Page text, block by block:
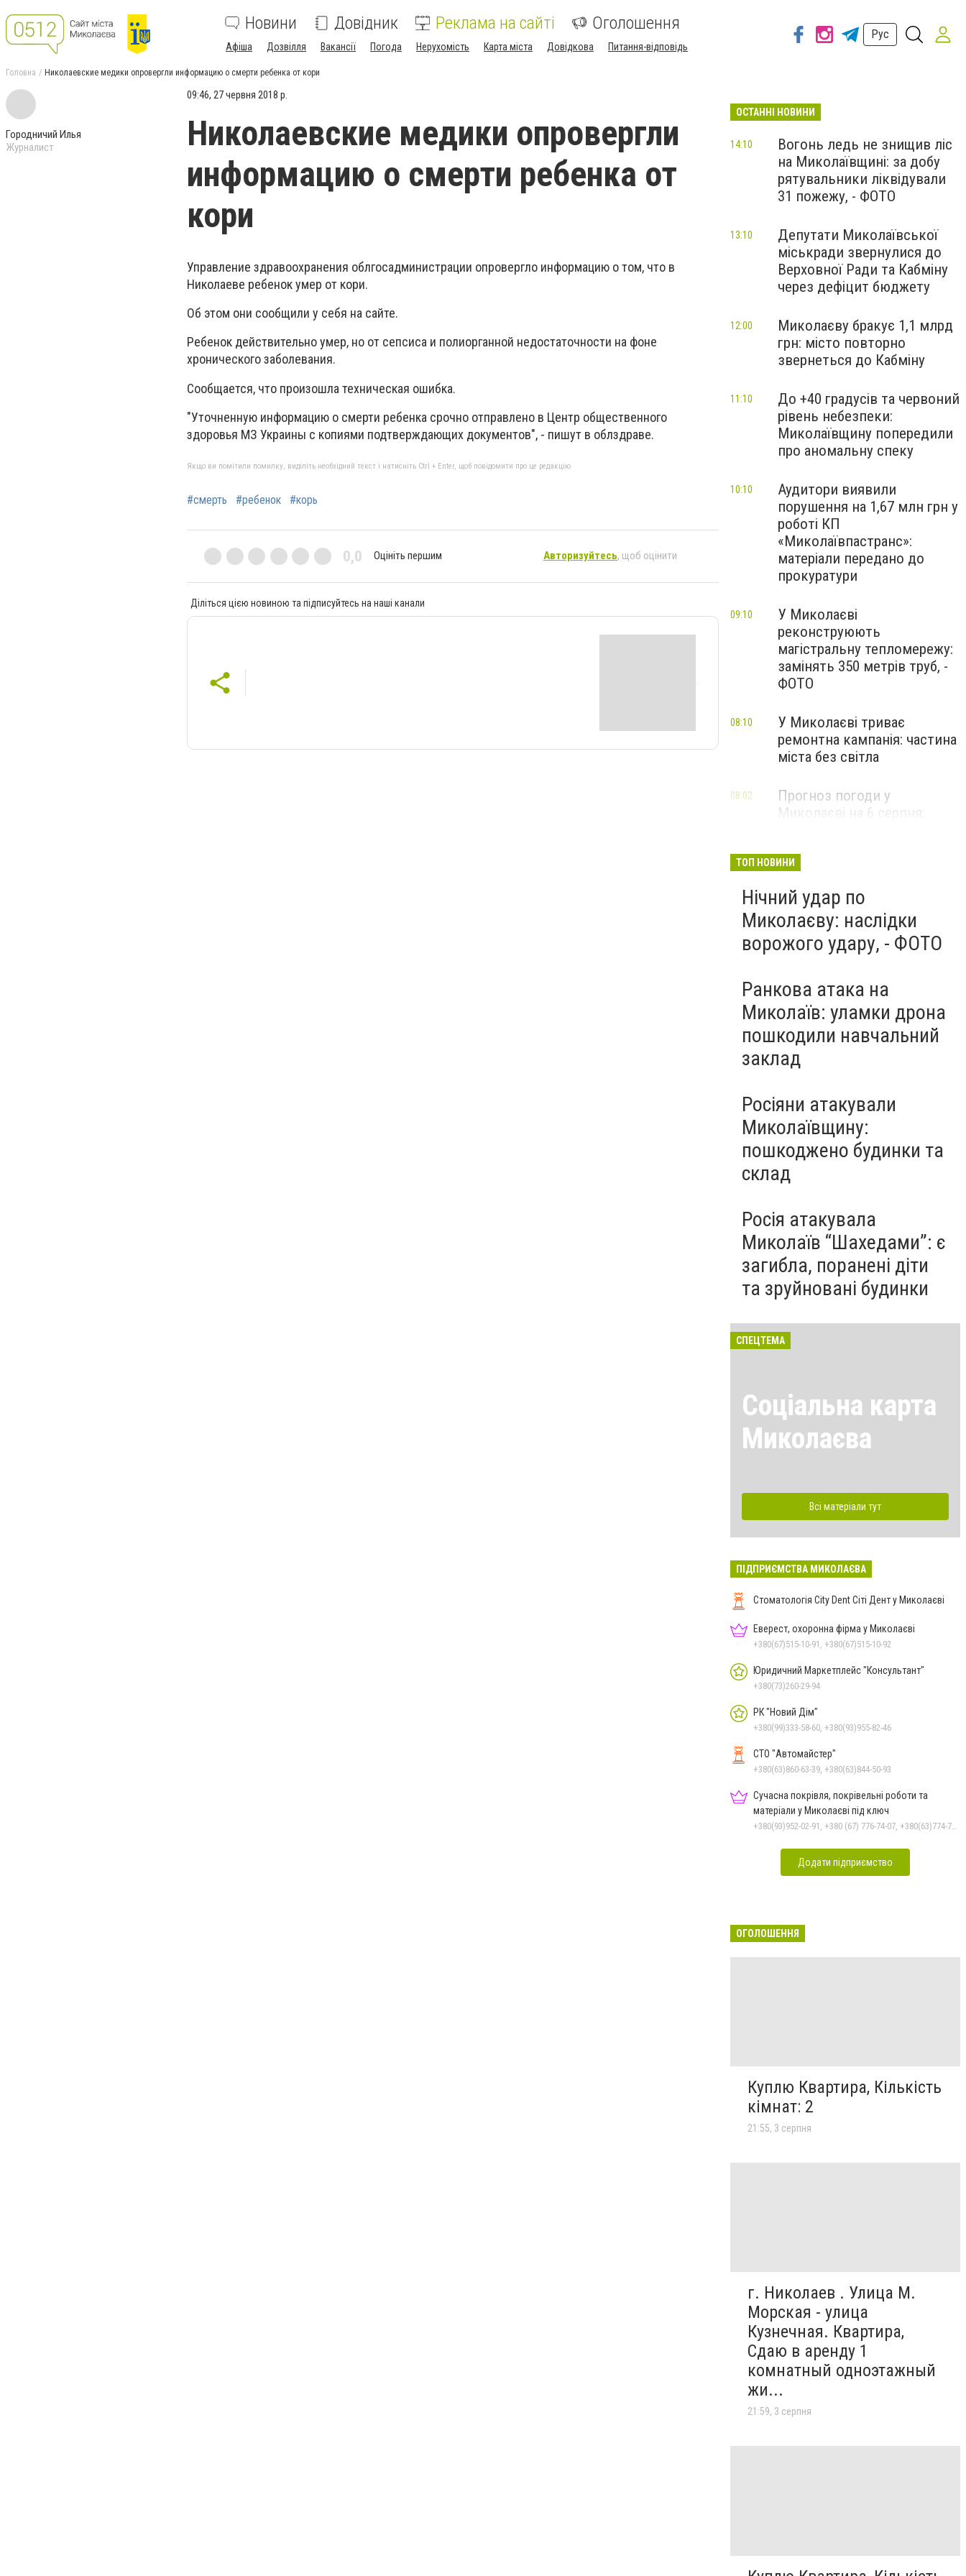
Новини Довідник Реклама на сайті Оголошення
Афіша Дозвілля Вакансії Погода Нерухомість Карта міста Довідкова Питання-відповідь
Рус
Головна Николаевские медики опровергли информацию о смерти ребенка от кори
Городничий Илья
Журналист
09:46, 27 червня 2018 р.
Николаевские медики опровергли
информацию о смерти ребенка от
кори
Управление здравоохранения облгосадминистрации опровергло информацию о том, что в
Николаеве ребенок умер от кори.
Об этом они сообщили у себя на сайте.
Ребенок действительно умер, но от сепсиса и полиорганной недостаточности на фоне
хронического заболевания.
Сообщается, что произошла техническая ошибка.
"Уточненную информацию о смерти ребенка срочно отправлено в Центр общественного
здоровья МЗ Украины с копиями подтверждающих документов", - пишут в облздраве.
Якщо ви помітили помилку, виділіть необхідний текст і натисніть Ctrl + Enter, щоб повідомити про це редакцію
#смерть #ребенок #корь
0,0 Оцініть першим Авторизуйтесь, щоб оцінити
Діліться цією новиною та підписуйтесь на наші канали
ОСТАННІ НОВИНИ
Вогонь ледь не знищив ліс
на Миколаївщині: за добу
рятувальники ліквідували
31 пожежу, - ФОТО
14:10
Депутати Миколаївської
міськради звернулися до
Верховної Ради та Кабміну
через дефіцит бюджету
13:10
Миколаєву бракує 1,1 млрд
грн: місто повторно
звернеться до Кабміну
12:00
До +40 градусів та червоний
рівень небезпеки:
Миколаївщину попередили
про аномальну спеку
11:10
Аудитори виявили
порушення на 1,67 млн грн у
роботі КП
«Миколаївпастранс»:
матеріали передано до
прокуратури
10:10
У Миколаєві
реконструюють
магістральну тепломережу:
замінять 350 метрів труб, -
ФОТО
09:10
У Миколаєві триває
ремонтна кампанія: частина
міста без світла
08:10
Прогноз погоди у
Миколаєві на 6 серпня:
08:02
ТОП НОВИНИ
Нічний удар по
Миколаєву: наслідки
ворожого удару, - ФОТО
Ранкова атака на
Миколаїв: уламки дрона
пошкодили навчальний
заклад
Росіяни атакували
Миколаївщину:
пошкоджено будинки та
склад
Росія атакувала
Миколаїв “Шахедами”: є
загибла, поранені діти
та зруйновані будинки
СПЕЦТЕМА
Соціальна карта
Миколаєва
Всі матеріали тут
ПІДПРИЄМСТВА МИКОЛАЄВА
Стоматологія City Dent Сіті Дент у Миколаєві
Еверест, охоронна фірма у Миколаєві
+380(67)515-10-91, +380(67)515-10-92
Юридичний Маркетплейс "Консультант"
+380(73)260-29-94
РК "Новий Дім"
+380(99)333-58-60, +380(93)955-82-46
СТО "Автомайстер"
+380(63)860-63-39, +380(63)844-50-93
Сучасна покрівля, покрівельні роботи та
матеріали у Миколаєві під ключ
Додати підприємство
ОГОЛОШЕННЯ
Куплю Квартира, Кількість
кімнат: 2
21:55, 3 серпня
г. Николаев . Улица М.
Морская - улица
Кузнечная. Квартира,
Сдаю в аренду 1
комнатный одноэтажный
жи...
21:59, 3 серпня